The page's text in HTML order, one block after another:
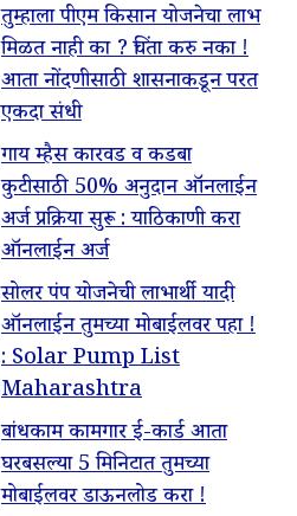
तुम्हाला पीएम किसान योजनेचा लाभ
मिळत नाही का ? चिंता करु नका !
आता नोंदणीसाठी शासनाकडून परत
एकदा संधी
गाय म्हैस कारवड व कडबा
कुटीसाठी 50% अनुदान ऑनलाईन
अर्ज प्रक्रिया सुरू : याठिकाणी करा
ऑनलाईन अर्ज
सोलर पंप योजनेची लाभार्थी यादी
ऑनलाईन तुमच्या मोबाईलवर पहा !
: Solar Pump List
Maharashtra
बांधकाम कामगार ई-कार्ड आता
घरबसल्या 5 मिनिटात तुमच्या
मोबाईलवर डाऊनलोड करा !